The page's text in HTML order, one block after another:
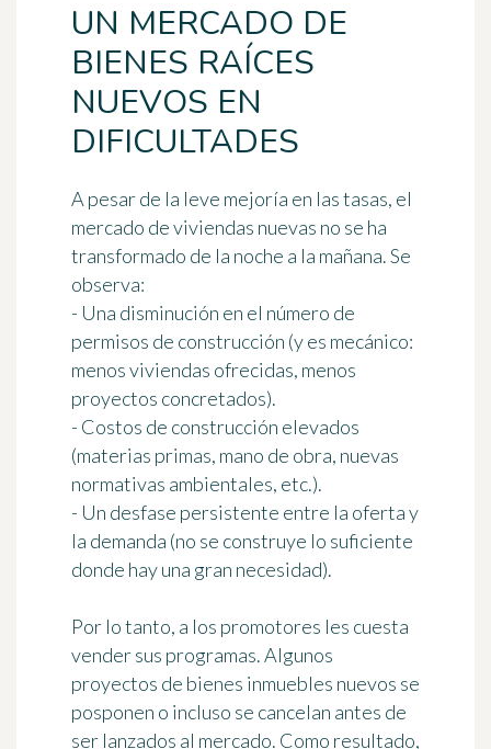
UN MERCADO DE
BIENES RAÍCES
NUEVOS EN
DIFICULTADES
A pesar de la leve mejoría en las tasas, el
mercado de viviendas nuevas no se ha
transformado de la noche a la mañana. Se
observa:
- Una disminución en el número de
permisos de construcción (y es mecánico:
menos viviendas ofrecidas, menos
proyectos concretados).
- Costos de construcción elevados
(materias primas, mano de obra, nuevas
normativas ambientales, etc.).
- Un desfase persistente entre la oferta y
la demanda (no se construye lo suficiente
donde hay una gran necesidad).
Por lo tanto, a los promotores les cuesta
vender sus programas. Algunos
proyectos de bienes inmuebles nuevos se
posponen o incluso se cancelan antes de
ser lanzados al mercado. Como resultado,